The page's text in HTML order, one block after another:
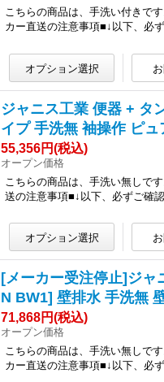
こちらの商品は、手洗い付きで
カー直送の注意事項■↓以下、必
ジャニス工業 便器 + タ
イプ 手洗無 袖操作 ピ
55,356円(税込)
オープン価格
こちらの商品は、手洗い無しで
送の注意事項■↓以下、必ずご確
[メーカー受注停止]ジ
N BW1] 壁排水 手洗無
71,868円(税込)
オープン価格
こちらの商品は、手洗い無しで
カー直送の注意事項■↓以下、必